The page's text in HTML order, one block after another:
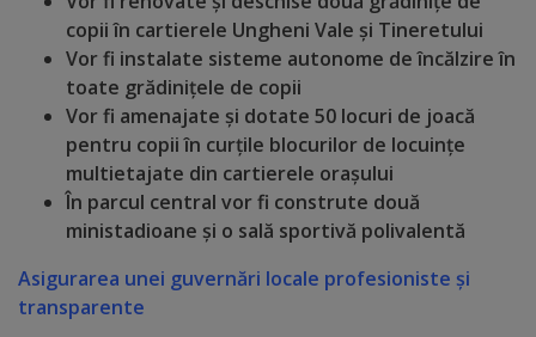
construcție
Salubritate
Platouri
acumulare
Management
copii în cartierele Ungheni Vale și Tineretului
Vor fi instalate sisteme autonome de încălzire în
toate grădinițele de copii
Vor fi amenajate și dotate 50 locuri de joacă
pentru copii în curțile blocurilor de locuințe
multietajate din cartierele orașului
În parcul central vor fi construte două
ministadioane și o sală sportivă polivalentă
Asigurarea unei guvernări locale profesioniste și
transparente